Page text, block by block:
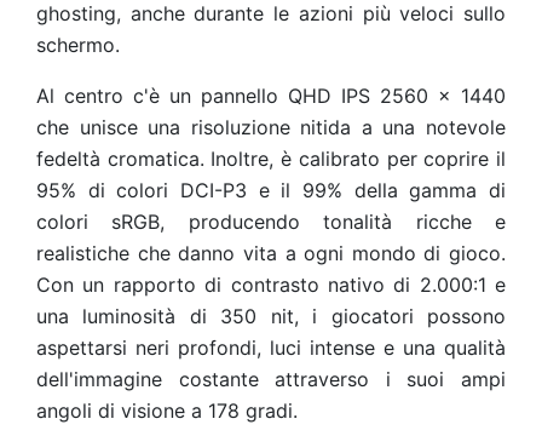
ghosting, anche durante le azioni più veloci sullo
schermo.
Al centro c'è un pannello QHD IPS 2560 x 1440
che unisce una risoluzione nitida a una notevole
fedeltà cromatica. Inoltre, è calibrato per coprire il
95% di colori DCI-P3 e il 99% della gamma di
colori sRGB, producendo tonalità ricche e
realistiche che danno vita a ogni mondo di gioco.
Con un rapporto di contrasto nativo di 2.000:1 e
una luminosità di 350 nit, i giocatori possono
aspettarsi neri profondi, luci intense e una qualità
dell'immagine costante attraverso i suoi ampi
angoli di visione a 178 gradi.